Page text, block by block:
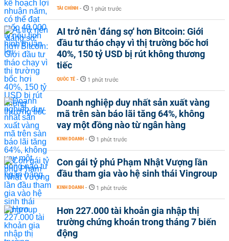
TÀI CHÍNH - 1 phút trước
AI trở nên 'đáng sợ' hơn Bitcoin: Giới
đầu tư tháo chạy vì thị trường bốc hơi
40%, 150 tỷ USD bị rút không thương
tiếc
QUỐC TẾ - 1 phút trước
Doanh nghiệp duy nhất sản xuất vàng
mã trên sàn báo lãi tăng 64%, không
vay một đồng nào từ ngân hàng
KINH DOANH - 1 phút trước
Con gái tỷ phú Phạm Nhật Vượng lần
đầu tham gia vào hệ sinh thái Vingroup
KINH DOANH - 1 phút trước
Hơn 227.000 tài khoản gia nhập thị
trường chứng khoán trong tháng 7 biến
động